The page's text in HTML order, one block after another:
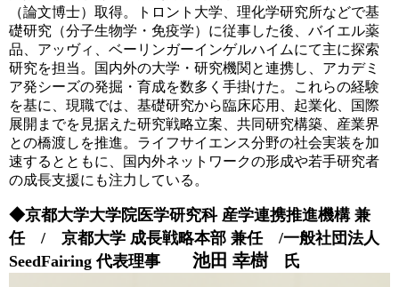
（論文博士）取得。トロント大学、理化学研究所などで基
礎研究（分子生物学・免疫学）に従事した後、バイエル薬
品、アッヴィ、ベーリンガーインゲルハイムにて主に探索
研究を担当。国内外の大学・研究機関と連携し、アカデミ
ア発シーズの発掘・育成を数多く手掛けた。これらの経験
を基に、現職では、基礎研究から臨床応用、起業化、国際
展開までを見据えた研究戦略立案、共同研究構築、産業界
との橋渡しを推進。ライフサイエンス分野の社会実装を加
速するとともに、国内外ネットワークの形成や若手研究者
の成長支援にも注力している。
◆京都大学大学院医学研究科 産学連携推進機構 兼
任 / 京都大学 成長戦略本部 兼任 /一般社団法人
SeedFairing 代表理事 池田 幸樹氏